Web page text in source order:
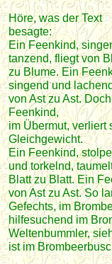
Höre, was der Text
besagte:
Ein Feenkind,
tanzend, fliegt von
zu Blume. Ein
singend und
von Ast zu Ast.
Feenkind,
im Übermut, verliert
Gleichgewicht.
Ein Feenkind,
und torkelnd,
Blatt zu Blatt. Ein
von Ast zu Ast. So
Gefechts, im
hilfesuchend im
Weltenbummler,
ist im